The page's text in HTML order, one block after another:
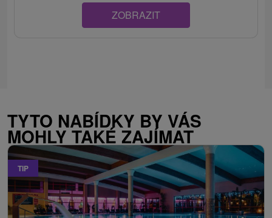
ZOBRAZIT
TYTO NABÍDKY BY VÁS
MOHLY TAKÉ ZAJÍMAT
TIP